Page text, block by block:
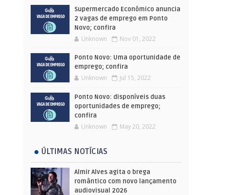
Supermercado Econômico anuncia
2 vagas de emprego em Ponto
Novo; confira
Unknown Nov 01, 2022
Ponto Novo: Uma oportunidade de
emprego; confira
Unknown Jul 15, 2022
Ponto Novo: disponíveis duas
oportunidades de emprego;
confira
Unknown May 20, 2022
ÚLTIMAS NOTÍCIAS
Almir Alves agita o brega
romântico com novo lançamento
audiovisual 2026